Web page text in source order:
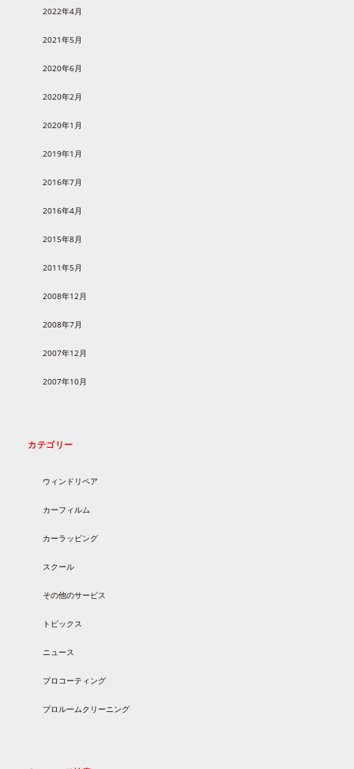
2022年4月
2021年5月
2020年6月
2020年2月
2020年1月
2019年1月
2016年7月
2016年4月
2015年8月
2011年5月
2008年12月
2008年7月
2007年12月
2007年10月
カテゴリー
ウィンドリペア
カーフィルム
カーラッピング
スクール
その他のサービス
トピックス
ニュース
プロコーティング
プロルームクリーニング